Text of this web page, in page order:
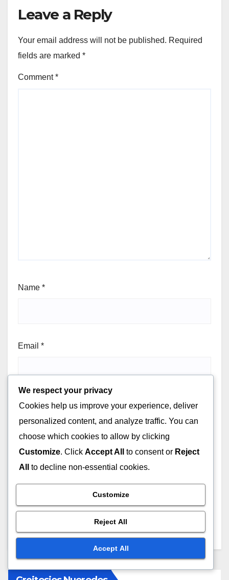
Leave a Reply
Your email address will not be published. Required
fields are marked *
Comment*
Name *
Email *
Website
the next time I comment.
We respect your privacy
Cookies help us improve your experience, deliver
personalized content, and analyze traffic. You can
choose which cookies to allow by clicking
Customize. Click Accept All to consent or Reject
All
to decline non-essential cookies.
Customize
Reject All
Accept All